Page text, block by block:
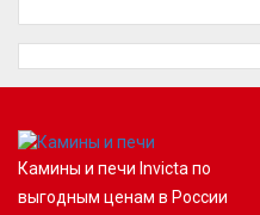
Камины и печи Invicta по
выгодным ценам в России